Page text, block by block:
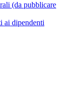
(da pubblicare
ai dipendenti